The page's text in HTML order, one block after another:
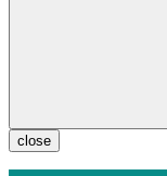
close